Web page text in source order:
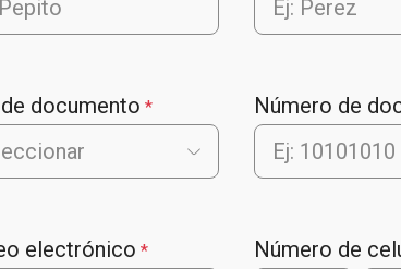
documento * Número de
electrónico * Número de